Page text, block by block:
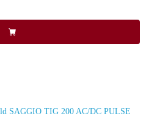
SAGGIO TIG 200 AC/DC PULSE